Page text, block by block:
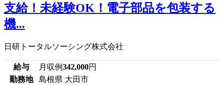
支給！未経験OK！電子部品を包装する
機...
日研トータルソーシング株式会社
給与 月収例342,000円
勤務地
島根県 大田市